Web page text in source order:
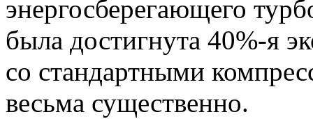
энергосберегающего
была достигнута 40%-я
со стандартными
весьма существенно.